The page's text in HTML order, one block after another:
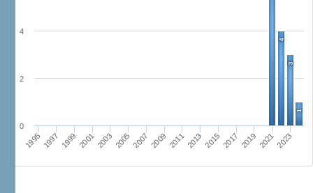
4
3
1
1995 1997 1999 20012003 2005 2007 2009 20112013 2015 2017 2019 20212023
0
2
4